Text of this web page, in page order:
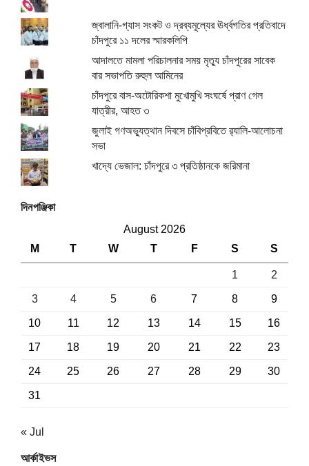
জ্বালানি-গ্যাস সংকট ও দ্রব্যমূল্যের ঊর্ধ্বগতির প্রতিবাদে
চাঁদপুরে ১১ দলের স্মারকলিপি
আদালতে মামলা পরিচালনার সময় মৃত্যু চাঁদপুরের সাবেক
বার সভাপতি রুহুল আমিনের
চাঁদপুরে বাস-অটোরিকশা মুখোমুখি সংঘর্ষে প্রাণ গেল
যাত্রীর, আহত ৩
জুলাই গণঅভ্যুত্থান দিবসে চাঁবিপ্রবিতে র‍্যালি-আলোচনা
সভা
খাদ্যে ভেজাল: চাঁদপুরে ৩ প্রতিষ্ঠানকে জরিমানা
দিনপঞ্জিকা
August 2026
M
T W T F S S
1 2
3 4 5 6 7 8 9
10 11 12 13 14 15 16
17 18 19 20 21 22 23
24 25 26 27 28 29 30
31
« Jul
আর্কাইভস